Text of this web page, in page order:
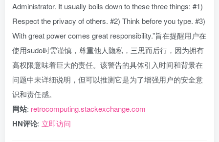
Administrator. It usually boils down to these three things: #1)
Respect the privacy of others. #2) Think before you type. #3)
With great power comes great responsibility.”旨在提醒用户在
使用sudo时需谨慎，尊重他人隐私，三思而后行，因为拥有
高权限意味着巨大的责任。该警告的具体引入时间和背景在
问题中未详细说明，但可以推测它是为了增强用户的安全意
识和责任感。
网站: retrocomputing.stackexchange.com
HN评论: 立即访问